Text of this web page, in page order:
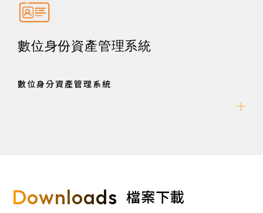
數位身份資產管理系統
數位身分資產管理系統
Downloads 檔案下載